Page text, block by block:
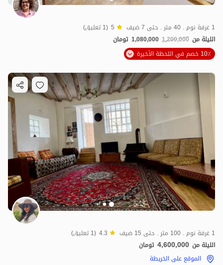
1.08 مليون ت 5 1 غرفة نوم . 40 متر . حتى 7 ضيف 5 (1 تعليق)
الليلة من 1,200,000
1,080,000 تومان
10٪ خصم في اللحظة الأخيرة
1 غرفة نوم . 100 متر . حتى 15 ضيف 4.3 (1 تعليق)
الليلة من 4,600,000 تومان
الموقع على الخريطة